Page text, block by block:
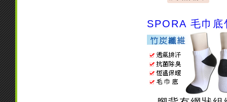
SPORA 毛巾